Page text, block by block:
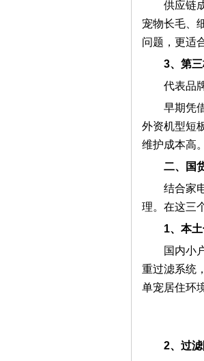
供应链
宠物长毛、
问题，更适
3、第
代表品
早期凭
外资机型短
维护成本高
二、国
结合家
理。在这三
1、本
国内小
重过滤系统
单宠居住环
2、过